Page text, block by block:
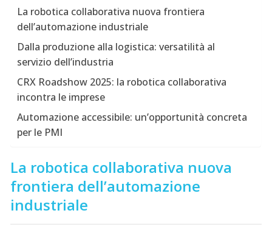
La robotica collaborativa nuova frontiera
dell’automazione industriale
Dalla produzione alla logistica: versatilità al
servizio dell’industria
CRX Roadshow 2025: la robotica collaborativa
incontra le imprese
Automazione accessibile: un’opportunità concreta
per le PMI
La robotica collaborativa nuova
frontiera dell’automazione
industriale